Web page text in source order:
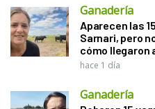
Ganadería
Aparecen las
Sarnari, pero
cómo llegaron
hace 1 día
Ganadería